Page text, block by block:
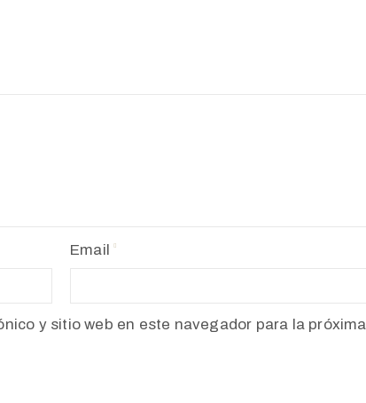
Email
y sitio web en este navegador para la próxima